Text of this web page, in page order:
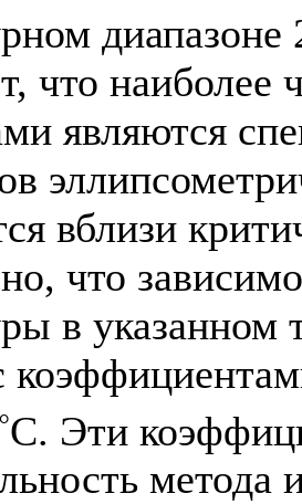
что наиболее
являются
вблизи
что
в указанном
◦C. Эти
метода